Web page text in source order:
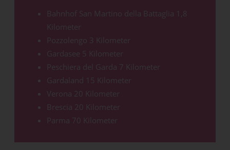
Bahnhof San Martino della Battaglia 1,8
Kilometer
Pozzolengo 3 Kilometer
Gardasee 5 Kilometer
Peschiera del Garda 7 Kilometer
Gardaland 15 Kilometer
Verona 20 Kilometer
Brescia 20 Kilometer
Parma 70 Kilometer